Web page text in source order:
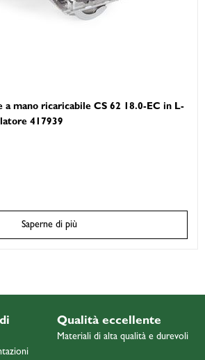
a mano ricaricabile CS 62 18.0-EC in L-
417939
Saperne di più
Qualità eccellente
Materiali di alta qualità e durevoli